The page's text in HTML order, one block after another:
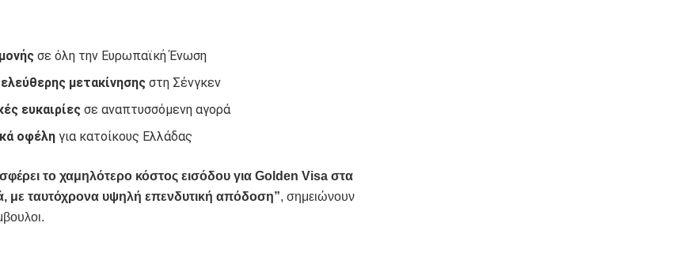
σε όλη την Ευρωπαϊκή Ένωση
μετακίνησης στη Σένγκεν
ευκαιρίες σε αναπτυσσόμενη αγορά
οφέλη για κατοίκους Ελλάδας
το χαμηλότερο κόστος εισόδου για Golden Visa στα
με ταυτόχρονα υψηλή επενδυτική απόδοση”, σημειώνουν